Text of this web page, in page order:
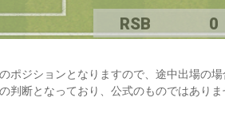
RSB 0
ポジションとなりますので、途中出場の
判断となっており、公式のものではあり